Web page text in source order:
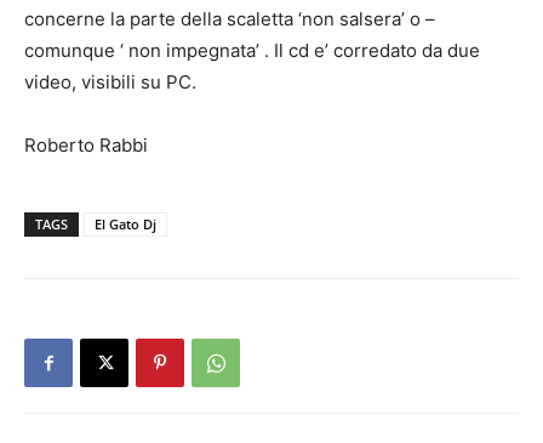
concerne la parte della scaletta ‘non salsera’ o –
comunque ‘ non impegnata’ . Il cd e’ corredato da due
video, visibili su PC.
Roberto Rabbi
TAGS El Gato Dj